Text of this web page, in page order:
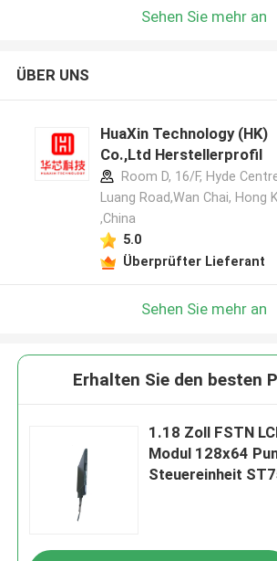
Sehen Sie mehr an
ÜBER UNS
HuaXin Technology (HK)
Co.,Ltd Herstellerprofil
Room D, 16/F, Hyde
Luang Road,Wan Chai, Hong
,China
5.0
Überprüfter Lieferant
Sehen Sie mehr an
Erhalten Sie den besten
1.18 Zoll FSTN
Modul 128x64
Steuereinheit